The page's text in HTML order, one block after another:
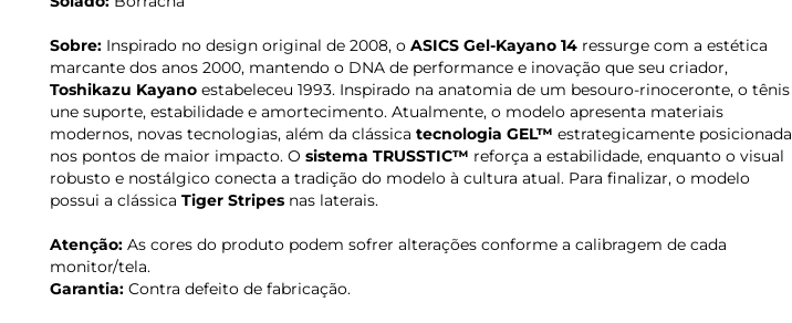
Sobre: Inspirado no design original de 2008, o ASICS Gel-Kayano 14 ressurge com a estética
marcante dos anos 2000, mantendo o DNA de performance e inovação que seu criador,
Toshikazu Kayano estabeleceu 1993. Inspirado na anatomia de um besouro-rinoceronte, o tênis
une suporte, estabilidade e amortecimento. Atualmente, o modelo apresenta materiais
modernos, novas tecnologias, além da clássica tecnologia GEL™ estrategicamente posicionada
nos pontos de maior impacto. O sistema TRUSSTIC™ reforça a estabilidade, enquanto o visual
robusto e nostálgico conecta a tradição do modelo à cultura atual. Para finalizar, o modelo
possui a clássica Tiger Stripes nas laterais.
Atenção: As cores do produto podem sofrer alterações conforme a calibragem de cada
monitor/tela.
Garantia: Contra defeito de fabricação.